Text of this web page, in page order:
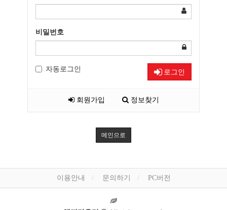
비밀번호
자동로그인 로그인
회원가입 정보찾기
메인으로
이용안내 문의하기 PC버전